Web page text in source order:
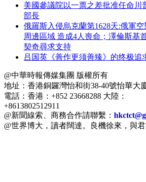
美國參議院以一票之差批准任命川
部長
俄羅斯入侵烏克蘭第1628天:俄軍
周邊區域 造成4人喪命；澤倫斯基
契奇尋求支持
吕国英《善作更须善臻》的终极追
@中華時報傳媒集團 版權所有
地址：香港銅鑼灣怡和街38-40號怡華大
電話：香港：+852 23668288 大陸：
+8613802512911
@新聞線索、商務合作請聯繫：
@世界博大，讀者闊達。良機徐來，與君